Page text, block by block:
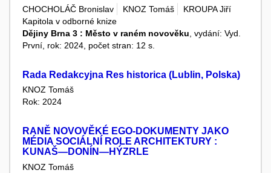
CHOCHOLÁČ Bronislav KNOZ Tomáš
KROUPA Jiří
Kapitola v odborné knize
Dějiny Brna 3 : Město v raném novověku , vydání: Vyd.
První, rok: 2024, počet stran: 12 s.
Rada Redakcyjna Res historica (Lublin, Polska)
KNOZ Tomáš
Rok: 2024
RANĚ NOVOVĚKÉ EGO-DOKUMENTY JAKO
MÉDIA SOCIÁLNÍ ROLE ARCHITEKTURY :
KUNAŠ—DONÍN—HÝZRLE
KNOZ Tomáš